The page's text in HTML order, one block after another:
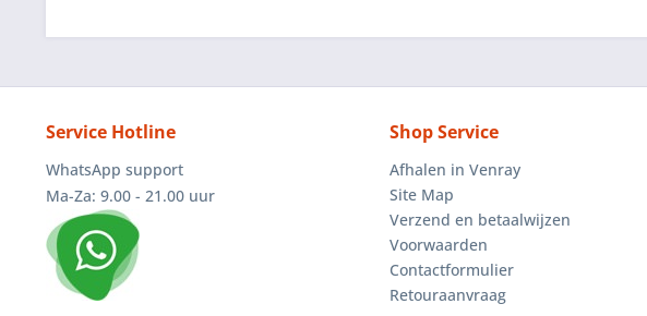
Service Hotline
WhatsApp support
Ma-Za: 9.00 - 21.00 uur
Shop Service
Afhalen in Venray
Site Map
Verzend en betaalwijzen
Voorwaarden
Contactformulier
Retouraanvraag